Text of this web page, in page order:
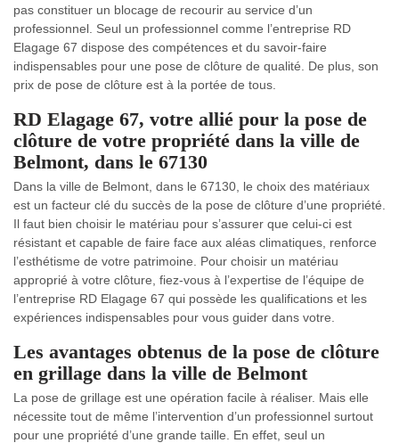
pas constituer un blocage de recourir au service d’un
professionnel. Seul un professionnel comme l’entreprise RD
Elagage 67 dispose des compétences et du savoir-faire
indispensables pour une pose de clôture de qualité. De plus, son
prix de pose de clôture est à la portée de tous.
RD Elagage 67, votre allié pour la pose de
clôture de votre propriété dans la ville de
Belmont, dans le 67130
Dans la ville de Belmont, dans le 67130, le choix des matériaux
est un facteur clé du succès de la pose de clôture d’une propriété.
Il faut bien choisir le matériau pour s’assurer que celui-ci est
résistant et capable de faire face aux aléas climatiques, renforce
l’esthétisme de votre patrimoine. Pour choisir un matériau
approprié à votre clôture, fiez-vous à l’expertise de l’équipe de
l’entreprise RD Elagage 67 qui possède les qualifications et les
expériences indispensables pour vous guider dans votre.
Les avantages obtenus de la pose de clôture
en grillage dans la ville de Belmont
La pose de grillage est une opération facile à réaliser. Mais elle
nécessite tout de même l’intervention d’un professionnel surtout
pour une propriété d’une grande taille. En effet, seul un